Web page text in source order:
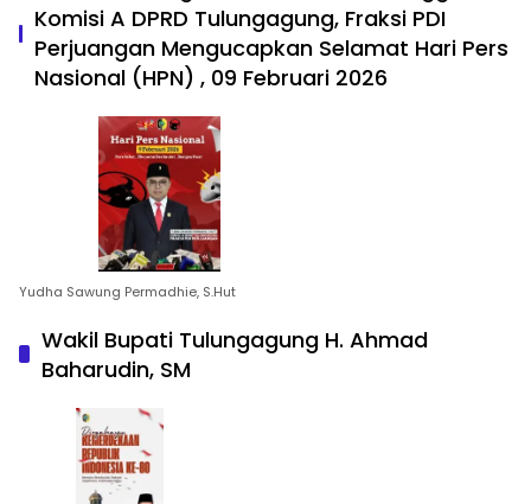
Komisi A DPRD Tulungagung, Fraksi PDI
Perjuangan Mengucapkan Selamat Hari Pers
Nasional (HPN) , 09 Februari 2026
Yudha Sawung Permadhie, S.Hut
Wakil Bupati Tulungagung H. Ahmad
Baharudin, SM